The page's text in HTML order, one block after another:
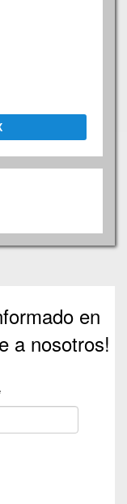
en
a nosotros!